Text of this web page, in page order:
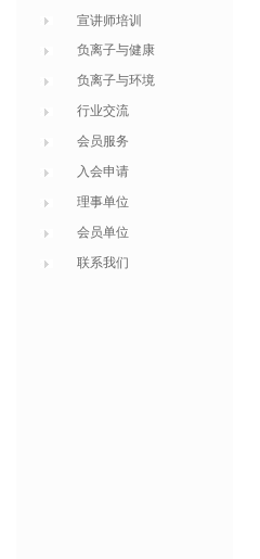
宣讲师培训
负离子与健康
负离子与环境
行业交流
会员服务
入会申请
理事单位
会员单位
联系我们